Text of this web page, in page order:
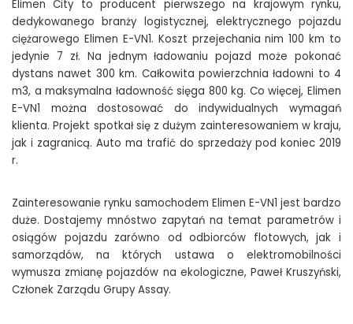
Elimen City to producent pierwszego na krajowym rynku,
dedykowanego branży logistycznej, elektrycznego pojazdu
ciężarowego Elimen E-VN1. Koszt przejechania nim 100 km to
jedynie 7 zł. Na jednym ładowaniu pojazd może pokonać
dystans nawet 300 km. Całkowita powierzchnia ładowni to 4
m3, a maksymalna ładowność sięga 800 kg. Co więcej, Elimen
E-VN1 można dostosować do indywidualnych wymagań
klienta. Projekt spotkał się z dużym zainteresowaniem w kraju,
jak i zagranicą. Auto ma trafić do sprzedaży pod koniec 2019
r.
Zainteresowanie rynku samochodem Elimen E-VN1 jest bardzo
duże. Dostajemy mnóstwo zapytań na temat parametrów i
osiągów pojazdu zarówno od odbiorców flotowych, jak i
samorządów, na których ustawa o elektromobilności
wymusza zmianę pojazdów na ekologiczne, Paweł Kruszyński,
Członek Zarządu Grupy Assay.